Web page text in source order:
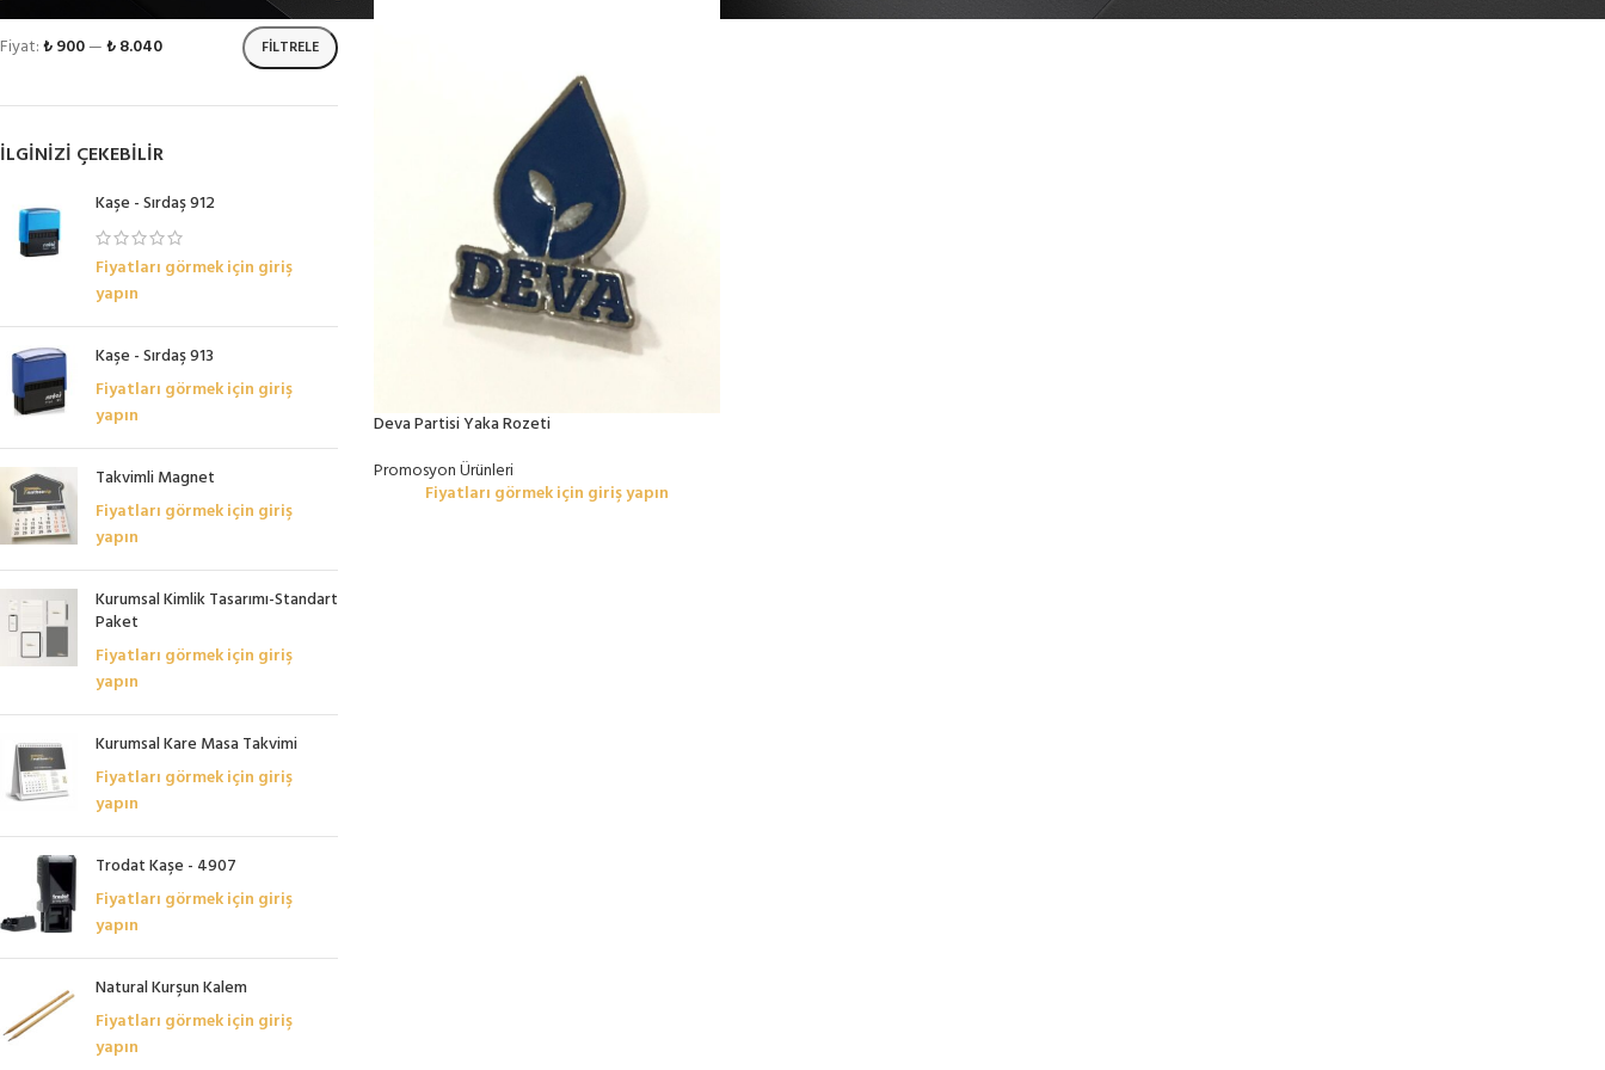
FILTRELE
Fiyat:₺ 900—₺ 8.040
İLGINIZI ÇEKEBILIR
Kaşe - Sırdaş 912
Fiyatları görmek için giriş
yapın
Kaşe - Sırdaş 913
Fiyatları görmek için giriş
yapın
Takvimli Magnet
Fiyatları görmek için giriş
yapın
Kurumsal Kimlik Tasarımı-Standart
Paket
Fiyatları görmek için giriş
yapın
Kurumsal Kare Masa Takvimi
Fiyatları görmek için giriş
yapın
Trodat Kaşe - 4907
Fiyatları görmek için giriş
yapın
Natural Kurşun Kalem
Fiyatları görmek için giriş
yapın
Deva Partisi Yaka Rozeti
Promosyon Ürünleri
Fiyatları görmek için giriş yapın